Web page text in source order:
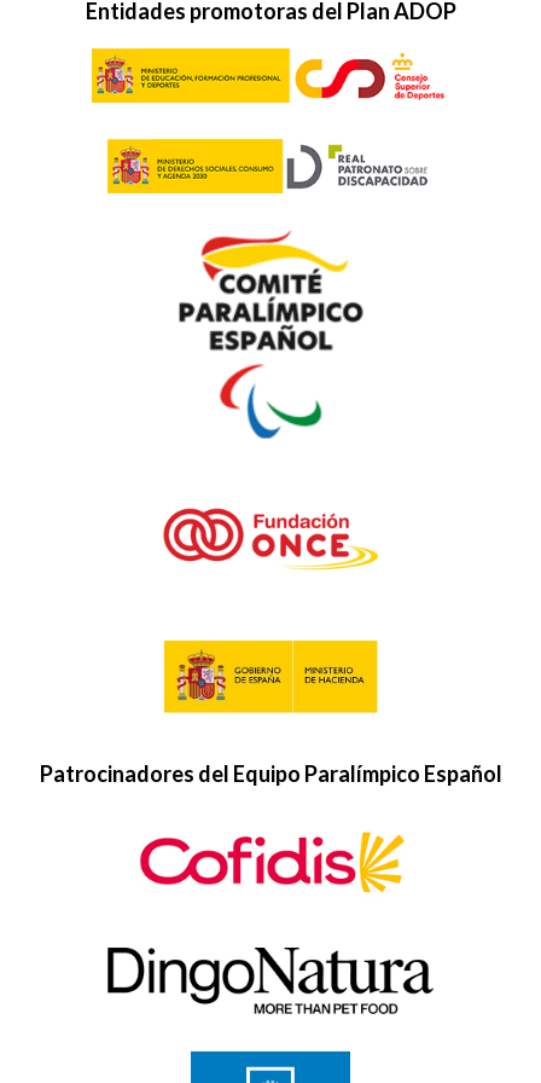
Entidades promotoras del Plan ADOP
Patrocinadores del Equipo Paralímpico Español